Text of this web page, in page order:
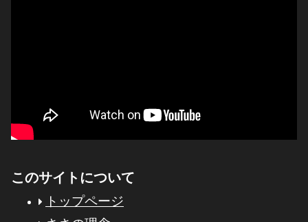
このサイトについて
トップページ